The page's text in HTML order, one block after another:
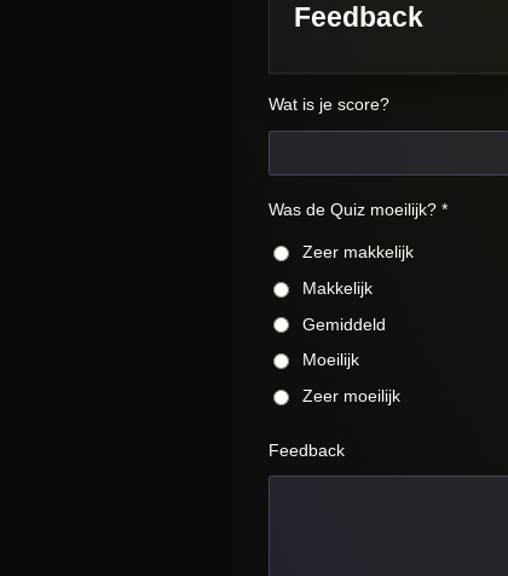
Feedback
Wat is je score?
Was de Quiz moeilijk? *
Zeer makkelijk
Makkelijk
Gemiddeld
Moeilijk
Zeer moeilijk
Feedback